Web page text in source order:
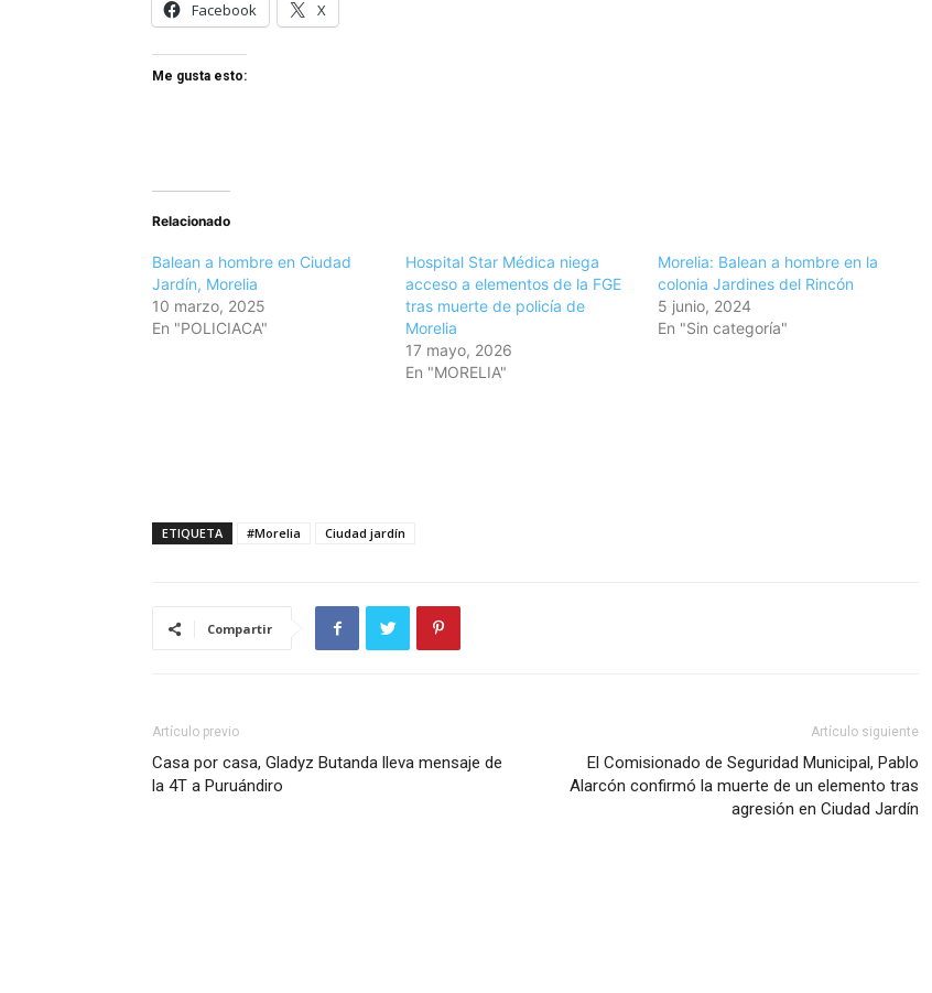
Facebook X
Me gusta esto:
Relacionado
Balean a hombre en Ciudad
Jardín, Morelia
10 marzo, 2025
En "POLICIACA"
Hospital Star Médica niega
acceso a elementos de la FGE
tras muerte de policía de
Morelia
17 mayo, 2026
En "MORELIA"
Morelia: Balean a hombre en la
colonia Jardines del Rincón
5 junio, 2024
En "Sin categoría"
ETIQUETA #Morelia Ciudad jardín
Compartir
Artículo previo
Casa por casa, Gladyz Butanda lleva mensaje de
la 4T a Puruándiro
Artículo siguiente
El Comisionado de Seguridad Municipal, Pablo
Alarcón confirmó la muerte de un elemento tras
agresión en Ciudad Jardín